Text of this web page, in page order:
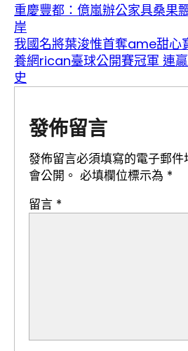
重慶豐都：億嵐辦公家具桑果
岸
我國名將葉浚惟首奪ame甜心
養網rican臺球公開賽冠軍 連
史
發佈留言
發佈留言必須填寫的電子郵件
會公開。 必填欄位標示為 *
留言 *